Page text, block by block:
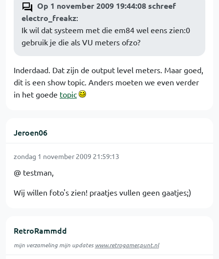
Op 1 november 2009 19:44:08 schreef
electro_freakz:
Ik wil dat systeem met die em84 wel eens zien:0
gebruik je die als VU meters ofzo?
Inderdaad. Dat zijn de output level meters. Maar goed,
dit is een show topic. Anders moeten we even verder
in het goede topic
Jeroen06
zondag 1 november 2009 21:59:13
@ testman,
Wij willen foto's zien! praatjes vullen geen gaatjes;)
RetroRammdd
mijn verzameling mijn updateswww.retrogamer.punt.nl